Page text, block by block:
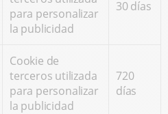
para personalizar
la publicidad
30 días
Cookie de
terceros utilizada
para personalizar
la publicidad
720
días